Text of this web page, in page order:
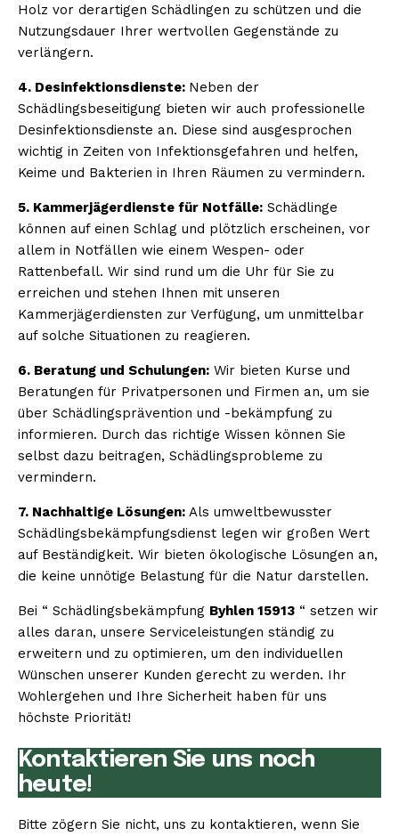
Holz vor derartigen Schädlingen zu schützen und die
Nutzungsdauer Ihrer wertvollen Gegenstände zu
verlängern.
4. Desinfektionsdienste: Neben der
Schädlingsbeseitigung bieten wir auch professionelle
Desinfektionsdienste an. Diese sind ausgesprochen
wichtig in Zeiten von Infektionsgefahren und helfen,
Keime und Bakterien in Ihren Räumen zu vermindern.
5. Kammerjägerdienste für Notfälle: Schädlinge
können auf einen Schlag und plötzlich erscheinen, vor
allem in Notfällen wie einem Wespen- oder
Rattenbefall. Wir sind rund um die Uhr für Sie zu
erreichen und stehen Ihnen mit unseren
Kammerjägerdiensten zur Verfügung, um unmittelbar
auf solche Situationen zu reagieren.
6. Beratung und Schulungen: Wir bieten Kurse und
Beratungen für Privatpersonen und Firmen an, um sie
über Schädlingsprävention und -bekämpfung zu
informieren. Durch das richtige Wissen können Sie
selbst dazu beitragen, Schädlingsprobleme zu
vermindern.
7. Nachhaltige Lösungen: Als umweltbewusster
Schädlingsbekämpfungsdienst legen wir großen Wert
auf Beständigkeit. Wir bieten ökologische Lösungen an,
die keine unnötige Belastung für die Natur darstellen.
Bei “ Schädlingsbekämpfung Byhlen 15913 “ setzen wir
alles daran, unsere Serviceleistungen ständig zu
erweitern und zu optimieren, um den individuellen
Wünschen unserer Kunden gerecht zu werden. Ihr
Wohlergehen und Ihre Sicherheit haben für uns
höchste Priorität!
Kontaktieren Sie uns noch
heute!
Bitte zögern Sie nicht, uns zu kontaktieren, wenn Sie